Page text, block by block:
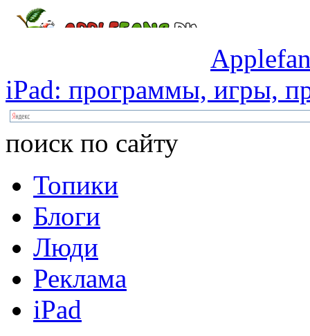
iPad: программы, игры,
поиск по сайту
Топики
Блоги
Люди
Реклама
iPad